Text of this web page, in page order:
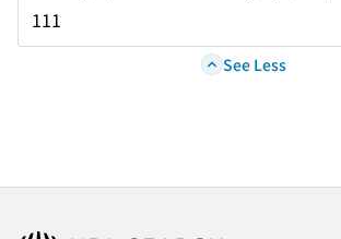
111
See Less